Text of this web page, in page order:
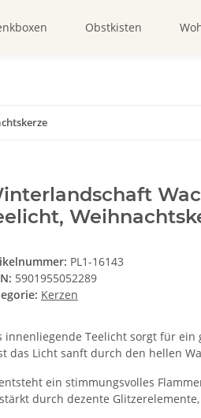
Obstkisten
PL1-16143
5901955052289
Kerzen
innenliegende Teelicht sorgt für
das Licht sanft durch den hellen
ein stimmungsvolles
durch dezente